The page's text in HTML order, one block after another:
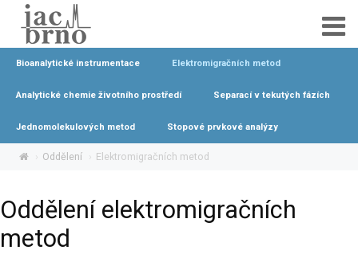
Bioanalytické instrumentace Elektromigračních metod
Analytické chemie životního prostředí Separací v tekutých fázích
Jednomolekulových metod Stopové prvkové analýzy
Oddělení Elektromigračních metod
Oddělení elektromigračních
metod